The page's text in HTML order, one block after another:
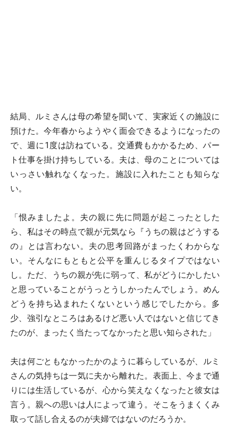
結局、ルミさんは母の希望を聞いて、実家近くの施設に
預けた。今年春からようやく面会できるようになったの
で、週に1度は訪ねている。交通費もかかるため、パー
ト仕事を掛け持ちしている。夫は、母のことについては
いっさい触れなくなった。施設に入れたことも知らな
い。
「恨みましたよ。夫の親に先に問題が起こったとした
ら、私はその時点で親が元気なら『うちの親はどうする
の』とは言わない。夫の思考回路がまったくわからな
い。そんなにもともと公平を重んじるタイプではない
し。ただ、うちの親が先に弱って、私がどうにかしたい
と思っていることがうっとうしかったんでしょう。めん
どうを持ち込まれたくないという感じでしたから。多
少、強引なところはあるけど悪い人ではないと信じてき
たのが、まったく当たってなかったと思い知らされた」
夫は何ごともなかったかのように暮らしているが、ルミ
さんの気持ちは一気に夫から離れた。表面上、今まで通
りには生活しているが、心から笑えなくなったと彼女は
言う。親への思いは人によって違う。そこをうまくくみ
取って話し合えるのが夫婦ではないのだろうか。